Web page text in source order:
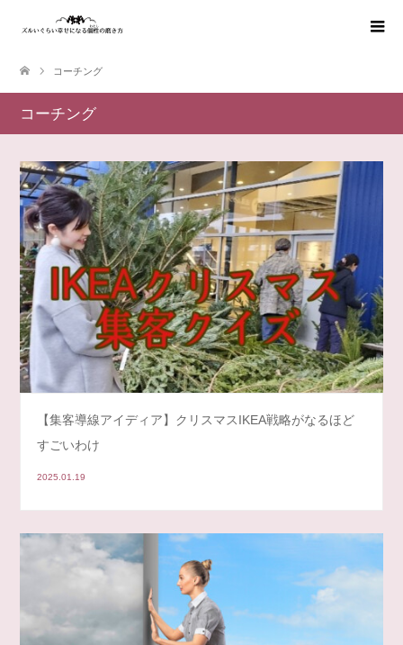
コーチング
コーチング
【集客導線アイディア】クリスマスIKEA戦略がなるほど
すごいわけ
2025.01.19